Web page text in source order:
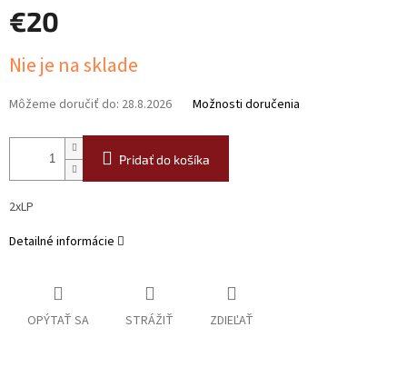
€20
cena:
Nie je na sklade
Môžeme doručiť do: 28.8.2026 Možnosti doručenia
Pridať do košíka
2xLP
Detailné informácie
OPÝTAŤ SA STRÁŽIŤ ZDIEĽAŤ